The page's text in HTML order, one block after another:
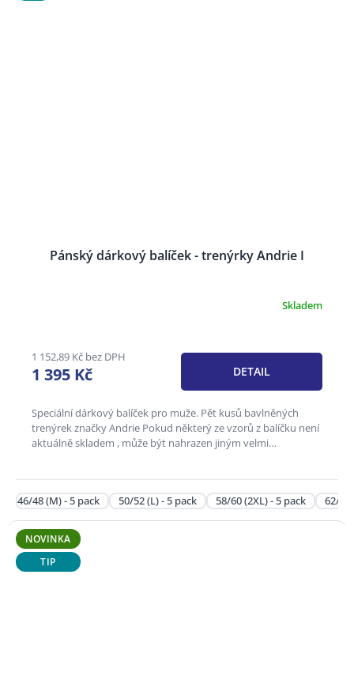
Pánský dárkový balíček - trenýrky Andrie I
je
3,4
z
hvězdiček.
Skladem
1 152,89 Kč bez DPH
1 395 Kč DETAIL
Speciální dárkový balíček pro muže. Pět kusů bavlněných
trenýrek značky Andrie Pokud některý ze vzorů z balíčku není
aktuálně skladem , může být nahrazen jiným velmi
46/48 (M) - 5 pack 50/52 (L) - 5 pack 58/60 (2XL) - 5 pack 62/64
NOVINKA
TIP